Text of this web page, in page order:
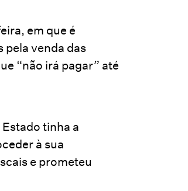
em que é
venda das
“não irá pagar” até
tinha a
à sua
e prometeu